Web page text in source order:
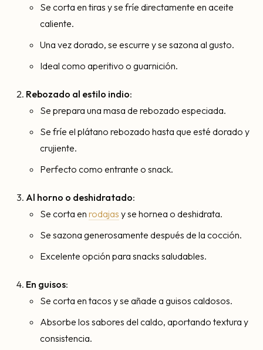
Se corta en tiras y se fríe directamente en aceite
caliente.
Una vez dorado, se escurre y se sazona al gusto.
Ideal como aperitivo o guarnición.
Rebozado al estilo indio:
Se prepara una masa de rebozado especiada.
Se fríe el plátano rebozado hasta que esté dorado y
crujiente.
Perfecto como entrante o snack.
Al horno o deshidratado:
Se corta en rodajas y se hornea o deshidrata.
Se sazona generosamente después de la cocción.
Excelente opción para snacks saludables.
En guisos:
Se corta en tacos y se añade a guisos caldosos.
Absorbe los sabores del caldo, aportando textura y
consistencia.